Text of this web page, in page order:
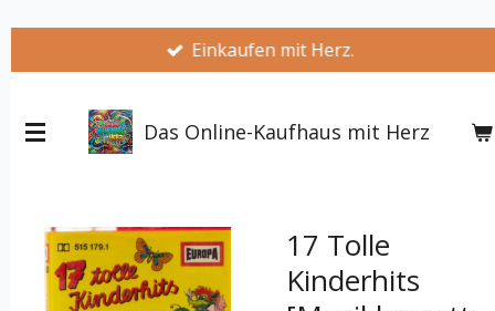
springen
Einkaufen mit Herz.
Das Online-Kaufhaus mit Herz
17 Tolle
Kinderhits